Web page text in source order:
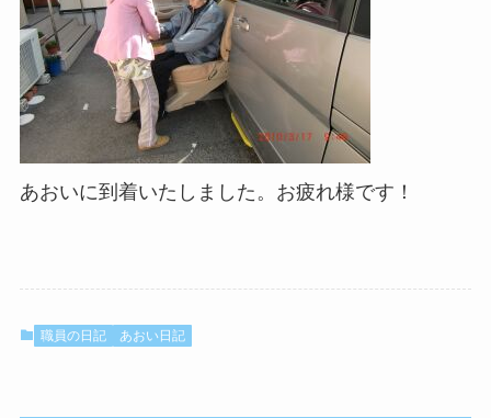
あおいに到着いたしました。お疲れ様です！
職員の日記 あおい日記